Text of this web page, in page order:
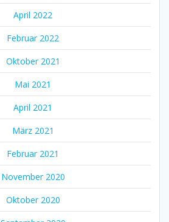
April 2022
Februar 2022
Oktober 2021
Mai 2021
April 2021
März 2021
Februar 2021
November 2020
Oktober 2020